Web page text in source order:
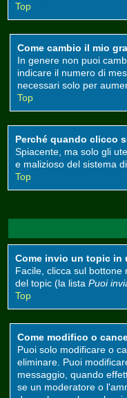
Top
Come cambio il mio
In genere non puoi
indicare il numero di
necessari solo per
Top
Perché quando clicco
Spiacente, ma solo gli
e malizioso del sistema
Top
Come invio un topic in
Facile, clicca sul
del topic (la lista Puoi
Top
Come modifico o
Puoi solo modificare o
eliminare. Puoi
messaggio, quando
se un moderatore o